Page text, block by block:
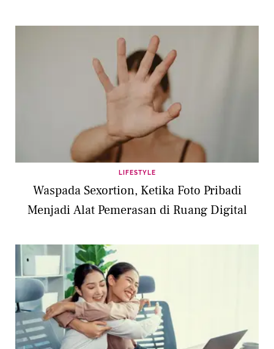
LIFESTYLE
Waspada Sexortion, Ketika Foto Pribadi
Menjadi Alat Pemerasan di Ruang Digital